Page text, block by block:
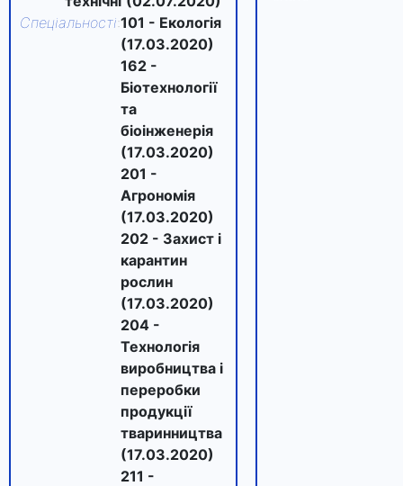
Спеціальності:101 - Екологія
(17.03.2020)
162 -
Біотехнології
та
біоінженерія
(17.03.2020)
201 -
Агрономія
(17.03.2020)
202 - Захист і
карантин
рослин
(17.03.2020)
204 -
Технологія
виробництва і
переробки
продукції
тваринництва
(17.03.2020)
211 -